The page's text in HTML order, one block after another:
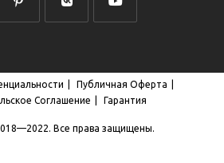
новой
вкладке
новой
вкладке
Публичная Оферта
Соглашение
Гарантия
Все права защищены.